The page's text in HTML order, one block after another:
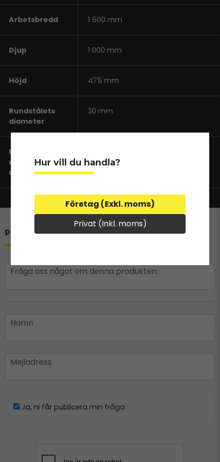
Arbetsbredd 1 500 mm
Djup 1 000 mm
Höjd 475 mm
Rundstålets
diameter
30 mm
Ljusöppning
mellan
rundstålen
Produktfrågor
question
Fråga oss något om denna produkten...
name
Namn
email
Mejladress
Ja, ni får publicera min fråga
Hur vill du handla?
Företag (Exkl. moms)
Privat (Inkl. moms)